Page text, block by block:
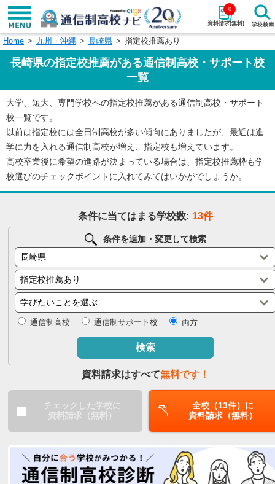
資料請求(無料)
0
学校名で探す
エリアから探す 特徴から探す
エリアを選択して探す
関東 北海道・東北
東海 北陸・甲信越
中国
四国
閉じる
Home 九州・沖縄 長崎県 指定校推薦あり
長崎県の指定校推薦がある通信制高校・サポート校
一覧
大学、短大、専門学校への指定校推薦がある通信制高校・サポート
校一覧です。
以前は指定校には全日制高校が多い傾向にありましたが、最近は進
学に力を入れる通信制高校が増え、指定校も増えています。
高校卒業後に希望の進路が決まっている場合は、指定校推薦枠も学
校選びのチェックポイントに入れてみてはいかがでしょうか。
条件に当てはまる学校数: 13件
条件を追加・変更して検索
通信制高校 通信制サポート校 両方
検索
資料請求はすべて無料です！
チェックした学校に
資料請求（無料）
全校（13件）に
資料請求（無料）